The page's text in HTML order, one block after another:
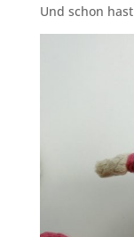
Und schon